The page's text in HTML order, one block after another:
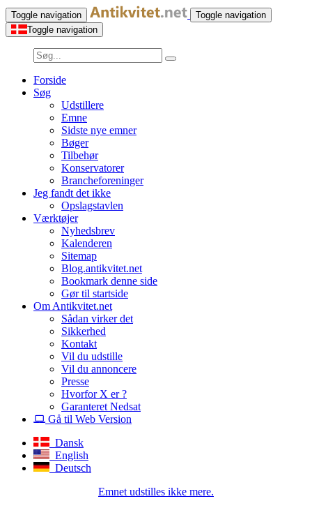
Toggle navigation
Toggle navigation
Toggle navigation
Forside
Søg
Udstillere
Emne
Sidste nye emner
Bøger
Tilbehør
Konservatorer
Brancheforeninger
Jeg fandt det ikke
Opslagstavlen
Værktøjer
Nyhedsbrev
Kalenderen
Sitemap
Blog.antikvitet.net
Bookmark denne side
Gør til startside
Om Antikvitet.net
Sådan virker det
Sikkerhed
Kontakt
Vil du udstille
Vil du annoncere
Presse
Hvorfor X er ?
Garanteret Nedsat
Gå til Web Version
Dansk
English
Deutsch
Emnet udstilles ikke mere.